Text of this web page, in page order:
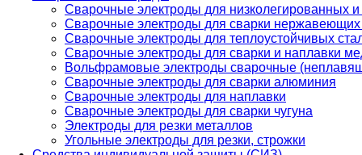
Сварочные электроды для низколегированных и
Сварочные электроды для сварки
Сварочные электроды для теплоустойчивых
Сварочные электроды для сварки и наплавки
Вольфрамовые электроды сварочные
Сварочные электроды для сварки алюминия
Сварочные электроды для наплавки
Сварочные электроды для сварки чугуна
Электроды для резки металлов
Угольные электроды для резки, строжки